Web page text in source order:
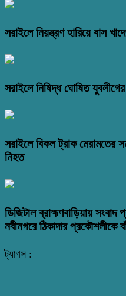
সরাইলে নিয়ন্ত্রণ হারিয়ে
সরাইলে নিষিদ্ধ ঘোষিত
সরাইলে বিকল ট্রাক মেরামতের
নিহত
ডিজিটাল ব্রাহ্মণবাড়িয়ায়
নবীনগরে ঠিকাদার প্রকৌশলীকে
ট্যাগস :